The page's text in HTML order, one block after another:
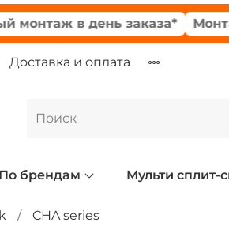
в день заказа*
Доставка и оплата
По брендам Мульти сплит-
CHA series